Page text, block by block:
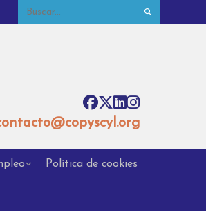
Política de cookies